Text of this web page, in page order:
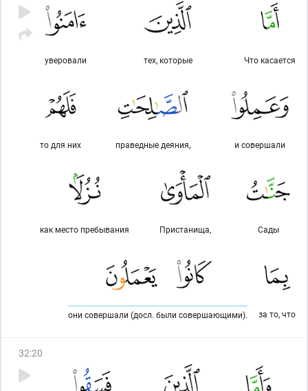
Что касается
тех, которые
уверовали
и совершали
праведные деяния,
то для них
Сады
Пристанища,
как место пребывания
за то, что
они совершали (досл. были совершающими).
32:20